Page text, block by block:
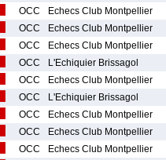
OCC Echecs Club Montpellier
OCC Echecs Club Montpellier
OCC Echecs Club Montpellier
OCC L'Echiquier Brissagol
OCC Echecs Club Montpellier
OCC L'Echiquier Brissagol
OCC Echecs Club Montpellier
OCC Echecs Club Montpellier
OCC Echecs Club Montpellier